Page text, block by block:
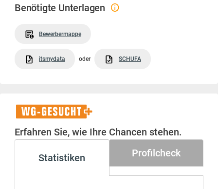
Benötigte Unterlagen
Bewerbermappe
itsmydata oder SCHUFA
WG-
Gesucht+
Erfahren Sie, wie Ihre Chancen stehen.
Statistiken Profilcheck